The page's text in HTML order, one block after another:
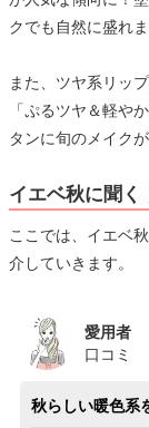
クでも自然に盛れま
また、ツヤ系リッ
「ぷるツヤ＆軽や
タンに旬のメイク
イエベ秋に聞く
ここでは、イエベ
介していきます。
愛用者
口コミ
秋らしい暖色系